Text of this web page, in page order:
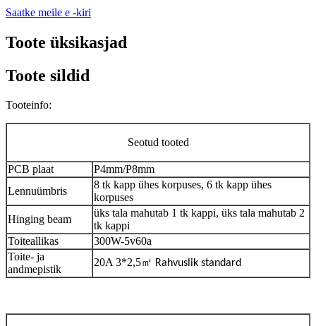
Saatke meile e -kiri
Toote üksikasjad
Toote sildid
Tooteinfo:
Seotud tooted
PCB plaat
P4mm/P8mm
Lennuümbris
8 tk kapp ühes korpuses, 6 tk kapp ühes
korpuses
Hinging beam
üks tala mahutab 1 tk kappi, üks tala mahutab 2
tk kappi
Toiteallikas
300W-5v60a
Toite- ja
andmepistik
20A 3*2,5㎡ Rahvuslik standard